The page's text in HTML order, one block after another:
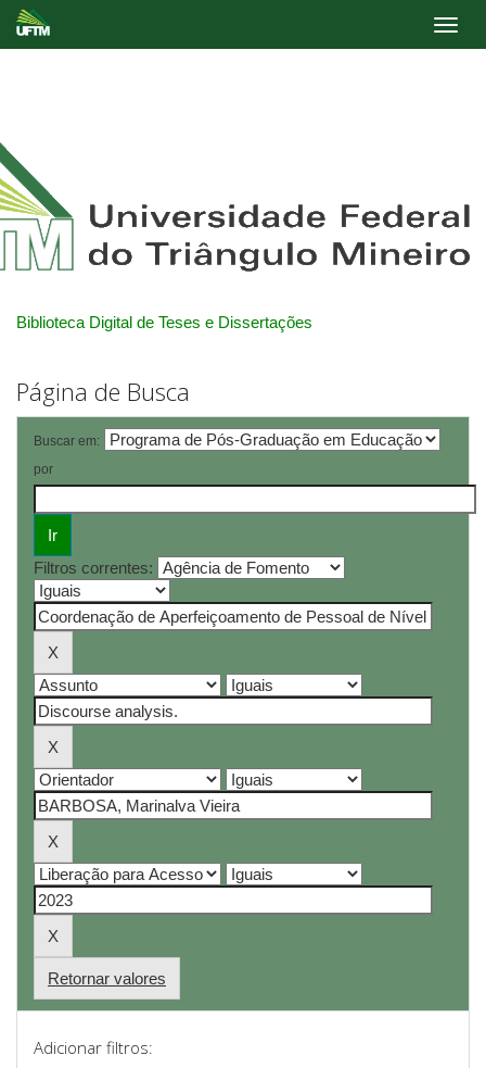
Biblioteca Digital de Teses e Dissertações
Página de Busca
Buscar em:
por
Filtros correntes:
Retornar valores
Adicionar filtros: